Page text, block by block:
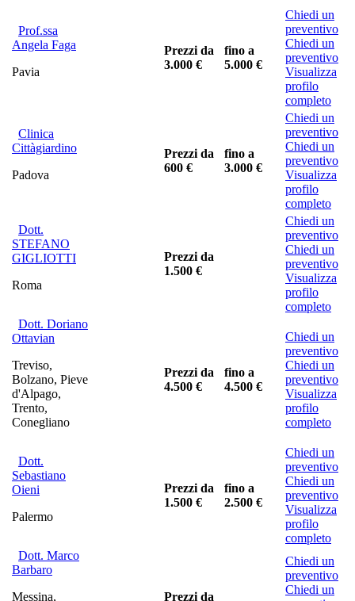
Prof.ssa
Angela Faga
Pavia
Prezzi da
3.000 €
fino a
5.000 €
Chiedi un
preventivo
Chiedi un
preventivo
Visualizza
profilo
completo
Clinica
Cittàgiardino
Padova
Prezzi da
600 €
fino a
3.000 €
Chiedi un
preventivo
Chiedi un
preventivo
Visualizza
profilo
completo
Dott.
STEFANO
GIGLIOTTI
Roma
Prezzi da
1.500 €
Chiedi un
preventivo
Chiedi un
preventivo
Visualizza
profilo
completo
Dott. Doriano
Ottavian
Treviso,
Bolzano, Pieve
d'Alpago,
Trento,
Conegliano
Prezzi da
4.500 €
fino a
4.500 €
Chiedi un
preventivo
Chiedi un
preventivo
Visualizza
profilo
completo
Dott.
Sebastiano
Oieni
Palermo
Prezzi da
1.500 €
fino a
2.500 €
Chiedi un
preventivo
Chiedi un
preventivo
Visualizza
profilo
completo
Dott. Marco
Barbaro
Messina,
Prezzi da
Chiedi un
preventivo
Chiedi un